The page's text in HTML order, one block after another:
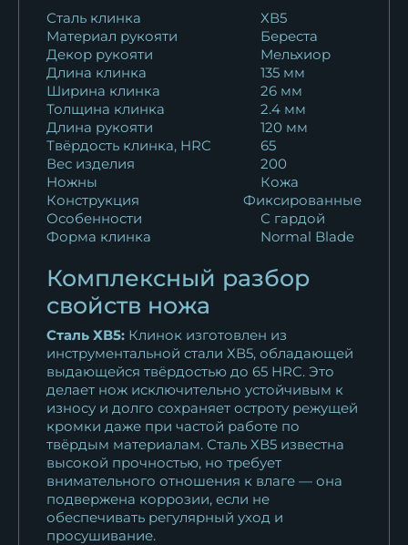
Нож Пехотинец сталь
кованая х12мф...
13 551
Нож Пехотинец 95х18
рукоять береста
10 016₽
Нож Пехотинец 95Х18
мельхиор береста...
10 016
Нож Пехотинец дамаск
мельхиор береста...
11 873₽
Нож Пехотинец х12мф
мельхиор береста
10 922₽
Нож Пехотинец D2 мельхиор
береста
14 072₽
Нож Пехотинец 95х18
Сталь клинка
ХВ5
Материал рукояти
Береста
Декор рукояти
Мельхиор
Длина клинка
135 мм
Ширина клинка
26 мм
Толщина клинка
2.4 мм
Длина рукояти
120 мм
Твёрдость клинка, HRC
65
Вес изделия
200
Ножны
Кожа
Конструкция
Фиксированные
Особенности
С гардой
Форма клинка
Normal Blade
Комплексный разбор
свойств ножа
Сталь ХВ5: Клинок изготовлен из
инструментальной стали ХВ5, обладающей
выдающейся твёрдостью до 65 HRC. Это
делает нож исключительно устойчивым к
износу и долго сохраняет остроту режущей
кромки даже при частой работе по
твёрдым материалам. Сталь ХВ5 известна
высокой прочностью, но требует
внимательного отношения к влаге — она
подвержена коррозии, если не
обеспечивать регулярный уход и
просушивание.